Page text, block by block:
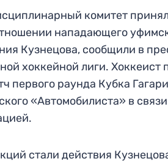
комитет
нападающего
Кузнецова, сообщили в
хоккейной лиги. Хоккеист
первого раунда Кубка
«Автомобилиста» в
стали действия